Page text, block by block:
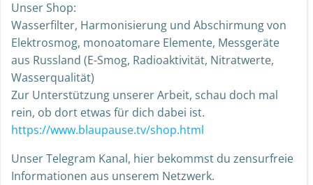
Unser Shop:
Wasserfilter, Harmonisierung und Abschirmung von
Elektrosmog, monoatomare Elemente, Messgeräte
aus Russland (E-Smog, Radioaktivität, Nitratwerte,
Wasserqualität)
Zur Unterstützung unserer Arbeit, schau doch mal
rein, ob dort etwas für dich dabei ist.
https://www.blaupause.tv/shop.html
Unser Telegram Kanal, hier bekommst du zensurfreie
Informationen aus unserem Netzwerk.